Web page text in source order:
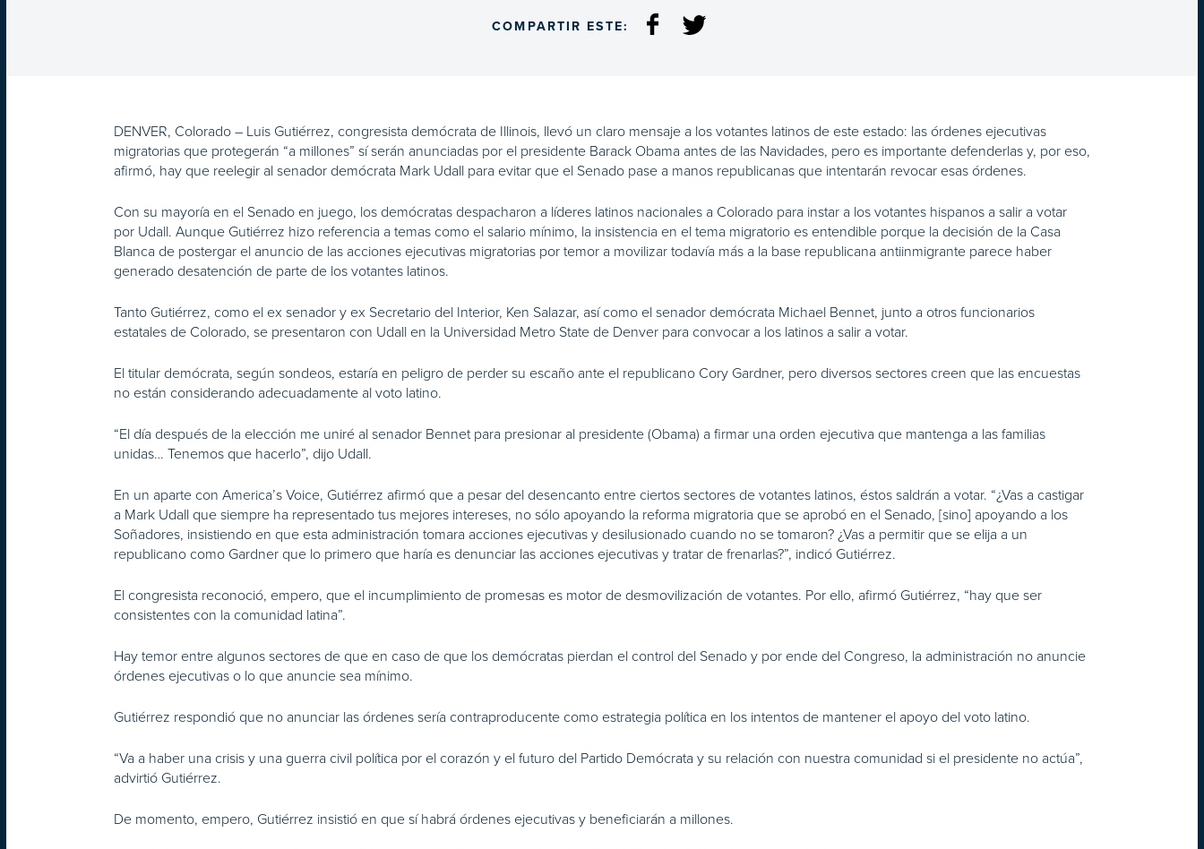
COMPARTIR ESTE:
DENVER, Colorado – Luis Gutiérrez, congresista demócrata de Illinois, llevó un claro mensaje a los votantes latinos de este estado: las órdenes ejecutivas
migratorias que protegerán “a millones” sí serán anunciadas por el presidente Barack Obama antes de las Navidades, pero es importante defenderlas y, por eso,
afirmó, hay que reelegir al senador demócrata Mark Udall para evitar que el Senado pase a manos republicanas que intentarán revocar esas órdenes.
Con su mayoría en el Senado en juego, los demócratas despacharon a líderes latinos nacionales a Colorado para instar a los votantes hispanos a salir a votar
por Udall. Aunque Gutiérrez hizo referencia a temas como el salario mínimo, la insistencia en el tema migratorio es entendible porque la decisión de la Casa
Blanca de postergar el anuncio de las acciones ejecutivas migratorias por temor a movilizar todavía más a la base republicana antiinmigrante parece haber
generado desatención de parte de los votantes latinos.
Tanto Gutiérrez, como el ex senador y ex Secretario del Interior, Ken Salazar, así como el senador demócrata Michael Bennet, junto a otros funcionarios
estatales de Colorado, se presentaron con Udall en la Universidad Metro State de Denver para convocar a los latinos a salir a votar.
El titular demócrata, según sondeos, estaría en peligro de perder su escaño ante el republicano Cory Gardner, pero diversos sectores creen que las encuestas
no están considerando adecuadamente al voto latino.
“El día después de la elección me uniré al senador Bennet para presionar al presidente (Obama) a firmar una orden ejecutiva que mantenga a las familias
unidas… Tenemos que hacerlo”, dijo Udall.
En un aparte con America’s Voice, Gutiérrez afirmó que a pesar del desencanto entre ciertos sectores de votantes latinos, éstos saldrán a votar. “¿Vas a castigar
a Mark Udall que siempre ha representado tus mejores intereses, no sólo apoyando la reforma migratoria que se aprobó en el Senado, [sino] apoyando a los
Soñadores, insistiendo en que esta administración tomara acciones ejecutivas y desilusionado cuando no se tomaron? ¿Vas a permitir que se elija a un
republicano como Gardner que lo primero que haría es denunciar las acciones ejecutivas y tratar de frenarlas?”, indicó Gutiérrez.
El congresista reconoció, empero, que el incumplimiento de promesas es motor de desmovilización de votantes. Por ello, afirmó Gutiérrez, “hay que ser
consistentes con la comunidad latina”.
Hay temor entre algunos sectores de que en caso de que los demócratas pierdan el control del Senado y por ende del Congreso, la administración no anuncie
órdenes ejecutivas o lo que anuncie sea mínimo.
Gutiérrez respondió que no anunciar las órdenes sería contraproducente como estrategia política en los intentos de mantener el apoyo del voto latino.
“Va a haber una crisis y una guerra civil política por el corazón y el futuro del Partido Demócrata y su relación con nuestra comunidad si el presidente no actúa”,
advirtió Gutiérrez.
De momento, empero, Gutiérrez insistió en que sí habrá órdenes ejecutivas y beneficiarán a millones.